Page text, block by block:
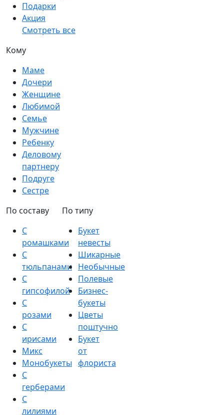
Подарки
Акция
Смотреть все
Кому
Маме
Дочери
Женщине
Любимой
Семье
Мужчине
Ребенку
Деловому
партнеру
Подруге
Сестре
По составу
С
ромашками
С
тюльпанами
С
гипсофилой
С
розами
С
ирисами
Микс
Монобукеты
С
герберами
С
лилиями
По типу
Букет
невесты
Шикарные
Необычные
Полевые
Бизнес-
букеты
Цветы
поштучно
Букет
от
флориста